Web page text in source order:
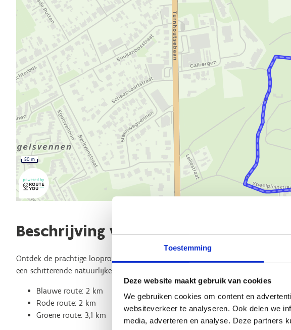
Toestemming
Deze website maakt gebruik van cookies
We gebruiken cookies om content en
websiteverkeer te analyseren. Ook delen we
media, adverteren en analyse. Deze partners
50 m
Beschrijving van de route
Ontdek de prachtige looproutes in Mol Galbergen! Geniet van drie
een schitterende natuurlijke omgeving:
Blauwe route: 2 km
Rode route: 2 km
Groene route: 3,1 km